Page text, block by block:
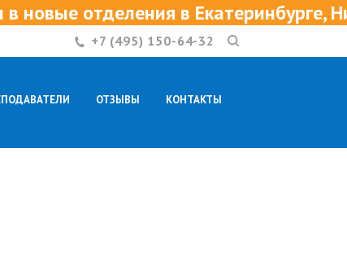
в Екатеринбурге, Нижнем Новгороде
+7 (495) 150-64-32
ОТЗЫВЫ КОНТАКТЫ